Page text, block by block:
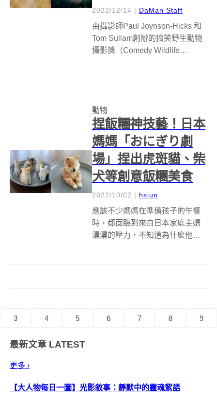
2022/12/14 | DaMan Staff
由攝影師Paul Joynson-Hicks 和
Tom Sullam創辦的搞笑野生動物
攝影獎（Comedy Wildlife
動物
捏飯糰神技藝！日本
媽媽「おにぎり劇
場」捏出虎斑貓、柴
犬等創意飯糰美食
2022/10/02 | hsiun
應該不少媽媽在準備孩子的午餐
時，都面臨到來自日本家庭主婦
濃濃的壓力，不知道為什麼他們
3
4 5 6 7 8 9
最新文章 LATEST
更多 ›
【大人物每日一圖】光影敘事：靜默中的靈魂絮語